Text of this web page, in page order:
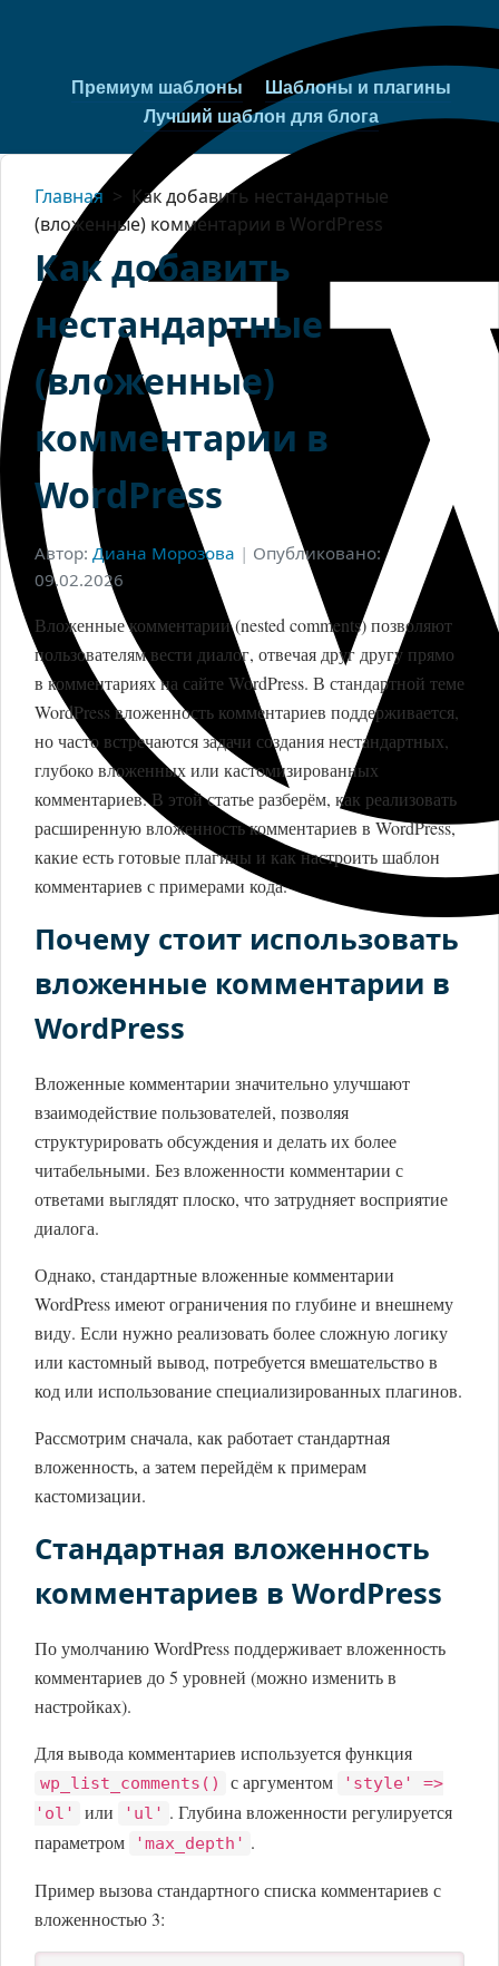
Премиум шаблоны
Шаблоны и плагины
Лучший шаблон для блога
Главная > Как добавить нестандартные
(вложенные) комментарии в WordPress
Как добавить
нестандартные
(вложенные)
комментарии в
WordPress
Автор: Диана Морозова | Опубликовано:
09.02.2026
Вложенные комментарии (nested comments) позволяют
пользователям вести диалог, отвечая друг другу прямо
в комментариях на сайте WordPress. В стандартной теме
WordPress вложенность комментариев поддерживается,
но часто встречаются задачи создания нестандартных,
глубоко вложенных или кастомизированных
комментариев. В этой статье разберём, как реализовать
расширенную вложенность комментариев в WordPress,
какие есть готовые плагины и как настроить шаблон
комментариев с примерами кода.
Почему стоит использовать
вложенные комментарии в
WordPress
Вложенные комментарии значительно улучшают
взаимодействие пользователей, позволяя
структурировать обсуждения и делать их более
читабельными. Без вложенности комментарии с
ответами выглядят плоско, что затрудняет восприятие
диалога.
Однако, стандартные вложенные комментарии
WordPress имеют ограничения по глубине и внешнему
виду. Если нужно реализовать более сложную логику
или кастомный вывод, потребуется вмешательство в
код или использование специализированных плагинов.
Рассмотрим сначала, как работает стандартная
вложенность, а затем перейдём к примерам
кастомизации.
Стандартная вложенность
комментариев в WordPress
По умолчанию WordPress поддерживает вложенность
комментариев до 5 уровней (можно изменить в
настройках).
Для вывода комментариев используется функция
wp_list_comments() с аргументом
'style' =>
'ol'
или 'ul' . Глубина вложенности регулируется
параметром
'max_depth' .
Пример вызова стандартного списка комментариев с
вложенностью 3: